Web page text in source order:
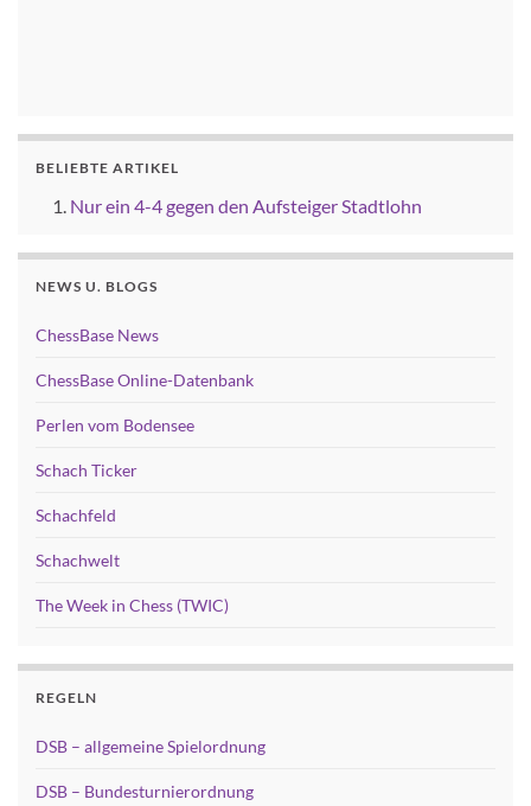
BELIEBTE ARTIKEL
Nur ein 4-4 gegen den Aufsteiger Stadtlohn
NEWS U. BLOGS
ChessBase News
ChessBase Online-Datenbank
Perlen vom Bodensee
Schach Ticker
Schachfeld
Schachwelt
The Week in Chess (TWIC)
REGELN
DSB – allgemeine Spielordnung
DSB – Bundesturnierordnung